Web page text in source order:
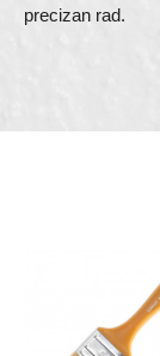
precizan rad.
Tip dlake